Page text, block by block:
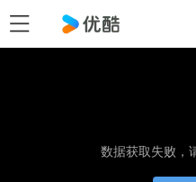
数据获取失败，